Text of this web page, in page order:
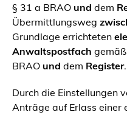
§ 31 a BRAO und dem
Übermittlungsweg
Grundlage errichteten
Anwaltspostfach
BRAO und dem Register.
Durch die Einstellungen
Anträge auf Erlass einer